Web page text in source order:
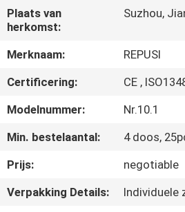
ONGEVEER
ONS
FABRIEKSREIS
CONTACTEER
ONS
Plaats van
herkomst:
Suzhou,
Merknaam:
REPUSI
Certificering:
CE ,
Modelnummer:
Nr.10.1
Min. bestelaantal:
4 doos,
Prijs:
negotiable
Verpakking Details:
Individuele